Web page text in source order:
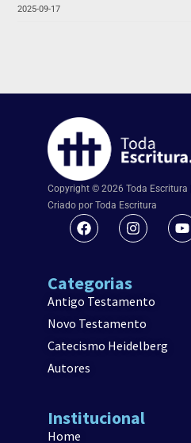
2025-09-17
Copyright © 2026 Toda Escritura |
Criado por Toda Escritura
Categorias
Antigo Testamento
Novo Testamento
Catecismo Heidelberg
Autores
Institucional
Home